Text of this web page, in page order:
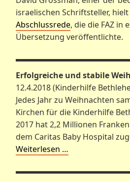
israelischen Schriftsteller,
Abschlussrede, die die FAZ in
Übersetzung veröffentlichte.
Erfolgreiche und stabile
12.4.2018 (Kinderhilfe
Jedes Jahr zu Weihnachten
Kirchen für die Kinderhilfe
2017 hat 2,2 Millionen
dem Caritas Baby Hospital
Weiterlesen …